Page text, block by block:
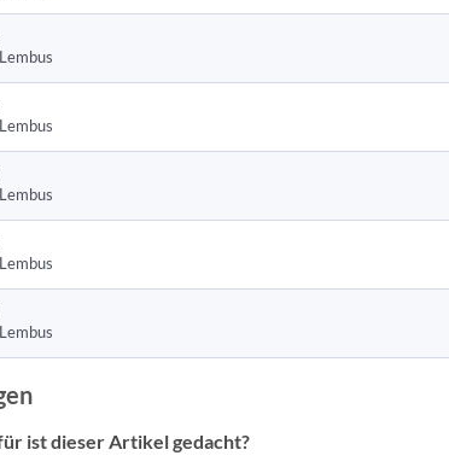
ist dieser Artikel gedacht?